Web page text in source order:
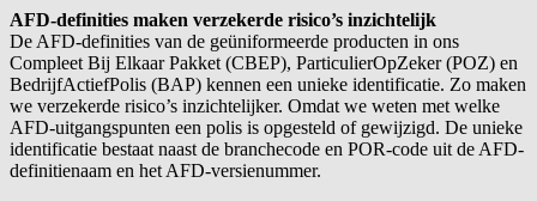
AFD-definities maken verzekerde risico’s inzichtelijk
De AFD-definities van de geüniformeerde producten in ons
Compleet Bij Elkaar Pakket (CBEP), ParticulierOpZeker (POZ) en
BedrijfActiefPolis (BAP) kennen een unieke identificatie. Zo maken
we verzekerde risico’s inzichtelijker. Omdat we weten met welke
AFD-uitgangspunten een polis is opgesteld of gewijzigd. De unieke
identificatie bestaat naast de branchecode en POR-code uit de AFD-
definitienaam en het AFD-versienummer.